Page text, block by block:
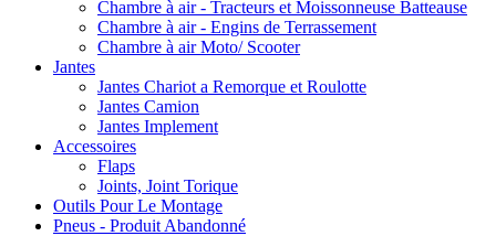
Chambre à air - Tracteurs et Moissonneuse Batteause
Chambre à air - Engins de Terrassement
Chambre à air Moto/ Scooter
Jantes
Jantes Chariot a Remorque et Roulotte
Jantes Camion
Jantes Implement
Accessoires
Flaps
Joints, Joint Torique
Outils Pour Le Montage
Pneus - Produit Abandonné